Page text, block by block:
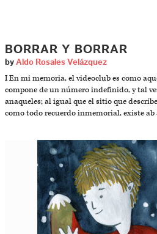
BORRAR Y BORRAR
by Aldo Rosales Velázquez
I En mi memoria, el videoclub es como
compone de un número indefinido, y tal
anaqueles; al igual que el sitio que
como todo recuerdo inmemorial, existe ab